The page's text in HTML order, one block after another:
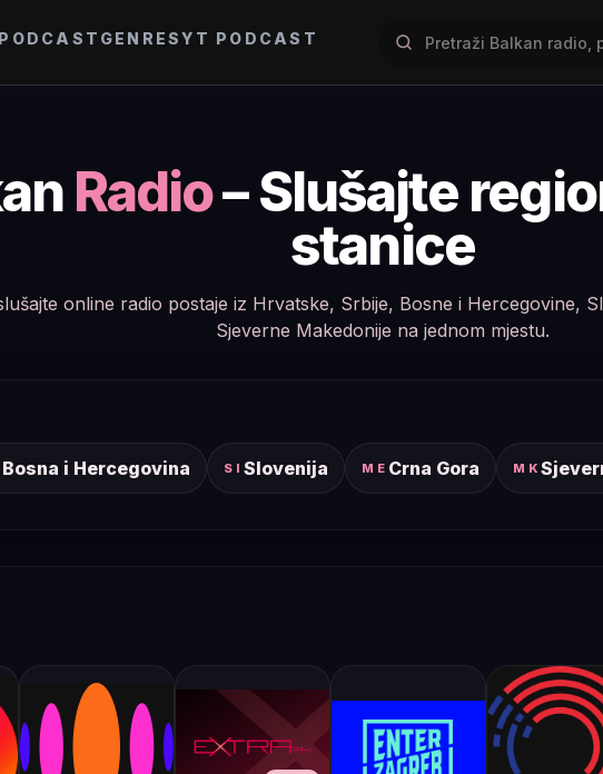
PODCAST GENRESYT PODCAST
Radio– Slušajte
stanice
online radio postaje iz Hrvatske, Srbije, Bosne i Hercegovine,
Sjeverne Makedonije na jednom mjestu.
Bosna i Hercegovina SI Slovenija ME Crna Gora MK